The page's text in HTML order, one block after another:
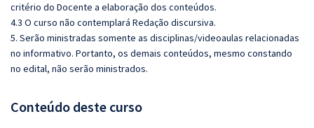
critério do Docente a elaboração dos conteúdos.
4.3 O curso não contemplará Redação discursiva.
5. Serão ministradas somente as disciplinas/videoaulas relacionadas
no informativo. Portanto, os demais conteúdos, mesmo constando
no edital, não serão ministrados.
Conteúdo deste curso